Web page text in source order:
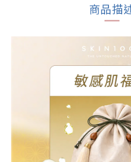
商品描